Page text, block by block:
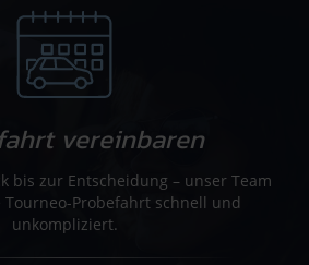
vereinbaren
bis zur Entscheidung – unser Team
Probefahrt schnell und
unkompliziert.